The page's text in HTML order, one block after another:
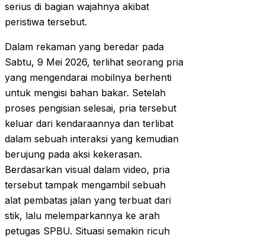
serius di bagian wajahnya akibat
peristiwa tersebut.
Dalam rekaman yang beredar pada
Sabtu, 9 Mei 2026, terlihat seorang pria
yang mengendarai mobilnya berhenti
untuk mengisi bahan bakar. Setelah
proses pengisian selesai, pria tersebut
keluar dari kendaraannya dan terlibat
dalam sebuah interaksi yang kemudian
berujung pada aksi kekerasan.
Berdasarkan visual dalam video, pria
tersebut tampak mengambil sebuah
alat pembatas jalan yang terbuat dari
stik, lalu melemparkannya ke arah
petugas SPBU. Situasi semakin ricuh